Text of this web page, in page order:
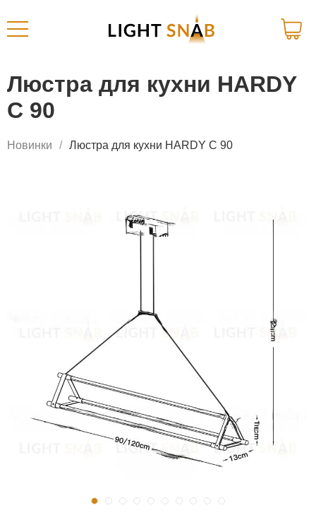
Люстра для кухни HARDY
C 90
Новинки Люстра для кухни HARDY C 90